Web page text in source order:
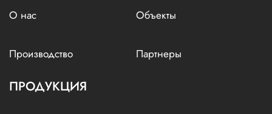
О нас Объекты
Производство Партнеры
ПРОДУКЦИЯ